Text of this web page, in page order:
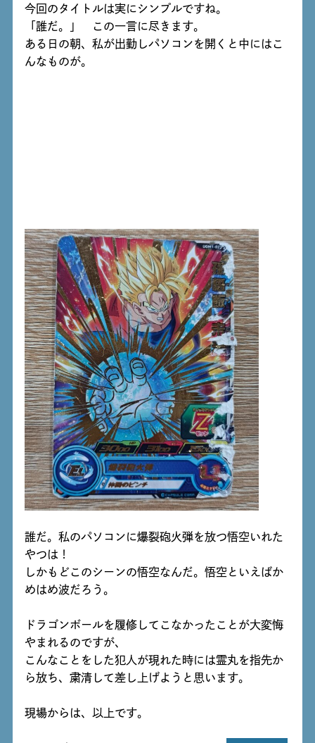
今回のタイトルは実にシンプルですね。
「誰だ。」 この一言に尽きます。
ある日の朝、私が出勤しパソコンを開くと中にはこ
んなものが。
誰だ。私のパソコンに爆裂砲火弾を放つ悟空いれた
やつは！
しかもどこのシーンの悟空なんだ。悟空といえばか
めはめ波だろう。
ドラゴンボールを履修してこなかったことが大変悔
やまれるのですが、
こんなことをした犯人が現れた時には霊丸を指先か
ら放ち、粛清して差し上げようと思います。
現場からは、以上です。